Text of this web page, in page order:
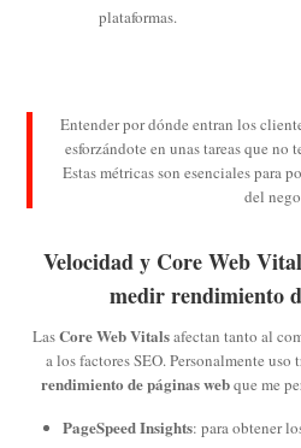
plataformas.
Entender por dónde entran los
esforzándote en unas tareas que
Estas métricas son esenciales para
del
Velocidad y Core Web
medir rendimiento
LasCore Web Vitalsafectan tanto al
a los factores SEO. Personalmente uso
rendimiento de páginas webque me
PageSpeed Insights: para obtener